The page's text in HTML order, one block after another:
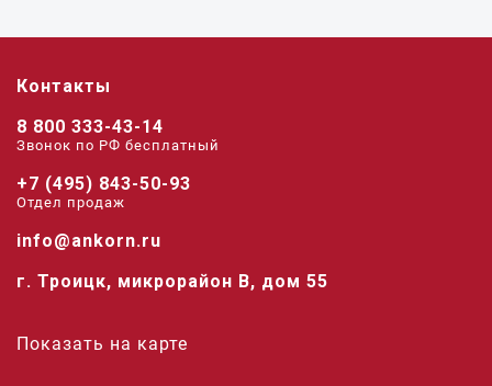
Контакты
8 800 333-43-14
Звонок по РФ беcплатный
+7 (495) 843-50-93
Отдел продаж
info@ankorn.ru
г. Троицк, микрорайон В, дом 55
Показать на карте